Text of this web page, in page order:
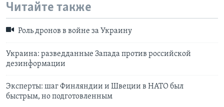
Читайте также
Роль дронов в войне за Украину
Украина: разведданные Запада против российской
дезинформации
Эксперты: шаг Финляндии и Швеции в НАТО был
быстрым, но подготовленным